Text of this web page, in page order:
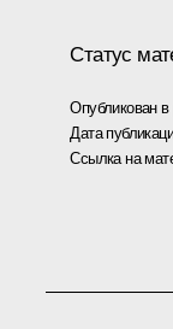
Статус
Опубликован в
Дата
Ссылка на